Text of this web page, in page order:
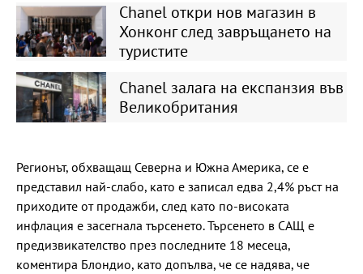
Chanel откри нов магазин в
Хонконг след завръщането на
туристите
Chanel залага на експанзия във
Великобритания
Регионът, обхващащ Северна и Южна Америка, се е
представил най-слабо, като е записал едва 2,4% ръст на
приходите от продажби, след като по-високата
инфлация е засегнала търсенето. Търсенето в САЩ е
предизвикателство през последните 18 месеца,
коментира Блондио, като допълва, че се надява, че